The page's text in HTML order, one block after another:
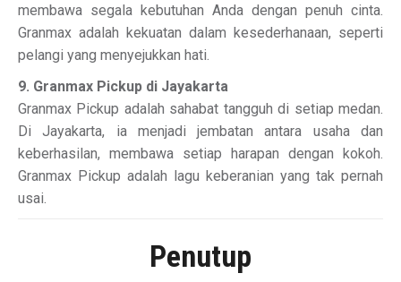
membawa segala kebutuhan Anda dengan penuh cinta.
Granmax adalah kekuatan dalam kesederhanaan, seperti
pelangi yang menyejukkan hati.
9. Granmax Pickup di Jayakarta
Granmax Pickup adalah sahabat tangguh di setiap medan.
Di Jayakarta, ia menjadi jembatan antara usaha dan
keberhasilan, membawa setiap harapan dengan kokoh.
Granmax Pickup adalah lagu keberanian yang tak pernah
usai.
Penutup